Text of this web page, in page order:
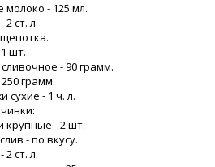
молоко - 125 мл.
2 ст. л.
шт.
- 90 грамм.
грамм.
сухие - 1 ч. л.
крупные - 2 шт.
- по вкусу.
2 ст. л.